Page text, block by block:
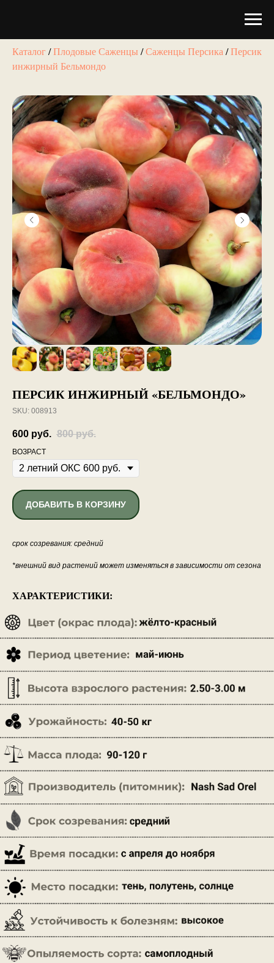
Каталог /Плодовые Саженцы /Саженцы Персика /Персик
инжирный Бельмондо
ПЕРСИК ИНЖИРНЫЙ «БЕЛЬМОНДО»
SKU: 008913
600 руб. 800 руб.
ВОЗРАСТ
ДОБАВИТЬ В КОРЗИНУ
срок созревания: средний
*внешний вид растений может изменяться в зависимости от сезона
ХАРАКТЕРИСТИКИ: